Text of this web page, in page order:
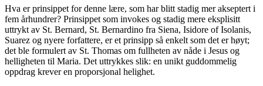
Hva er prinsippet for denne lære, som har blitt stadig mer akseptert i
fem århundrer? Prinsippet som invokes og stadig mere eksplisitt
uttrykt av St. Bernard, St. Bernardino fra Siena, Isidore of Isolanis,
Suarez og nyere forfattere, er et prinsipp så enkelt som det er høyt;
det ble formulert av St. Thomas om fullheten av nåde i Jesus og
helligheten til Maria. Det uttrykkes slik: en unikt guddommelig
oppdrag krever en proporsjonal helighet.